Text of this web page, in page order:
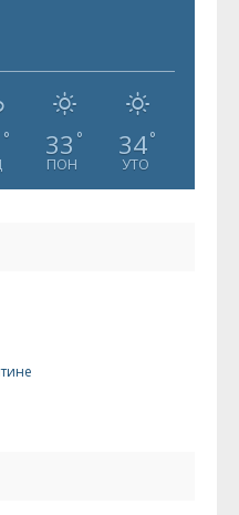
° 33 °
ПОН
34°
УТО